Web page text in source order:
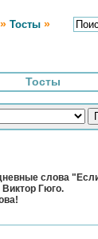
» Тосты »
Тосты
слова
Гюго.